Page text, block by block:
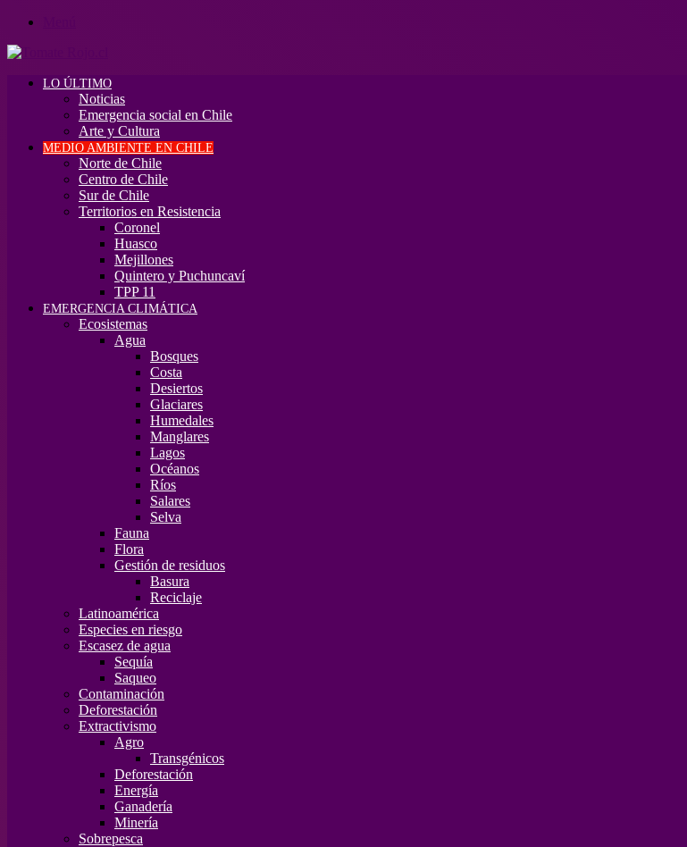
LO ÚLTIMO
Noticias
Emergencia social en Chile
Arte y Cultura
MEDIO AMBIENTE EN CHILE
Norte de Chile
Centro de Chile
Sur de Chile
Territorios en Resistencia
Coronel
Huasco
Mejillones
Quintero y Puchuncaví
TPP 11
EMERGENCIA CLIMÁTICA
Ecosistemas
Agua
Bosques
Costa
Desiertos
Glaciares
Humedales
Manglares
Lagos
Océanos
Ríos
Salares
Selva
Fauna
Flora
Gestión de residuos
Basura
Reciclaje
Latinoamérica
Especies en riesgo
Escasez de agua
Sequía
Saqueo
Contaminación
Deforestación
Extractivismo
Agro
Transgénicos
Deforestación
Energía
Ganadería
Minería
Sobrepesca